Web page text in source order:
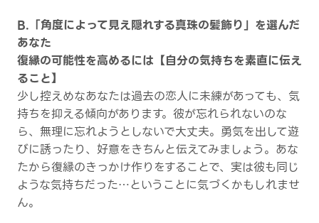
B.「角度によって見え隠れする真珠の髪飾り」を選んだ
あなた
復縁の可能性を高めるには【自分の気持ちを素直に伝え
ること】
少し控えめなあなたは過去の恋人に未練があっても、気
持ちを抑える傾向があります。彼が忘れられないのな
ら、無理に忘れようとしないで大丈夫。勇気を出して遊
びに誘ったり、好意をきちんと伝えてみましょう。あな
たから復縁のきっかけ作りをすることで、実は彼も同じ
ような気持ちだった…ということに気づくかもしれませ
ん。